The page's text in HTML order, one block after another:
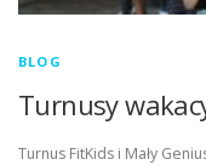
BLOG
Turnusy
Turnus FitKids i Mały